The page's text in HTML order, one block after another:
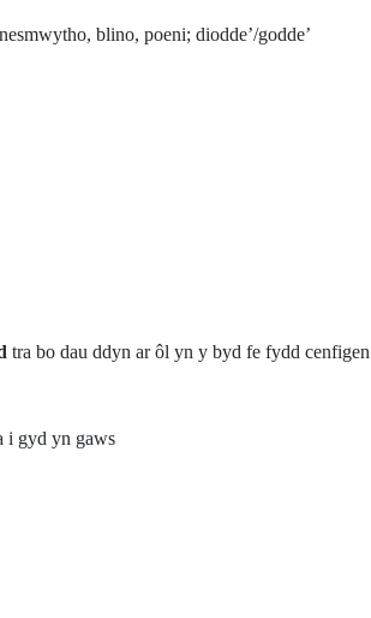
blino, poeni; diodde’/godde’
tra bo dau ddyn ar ôl yn y byd fe fydd
i gyd yn gaws